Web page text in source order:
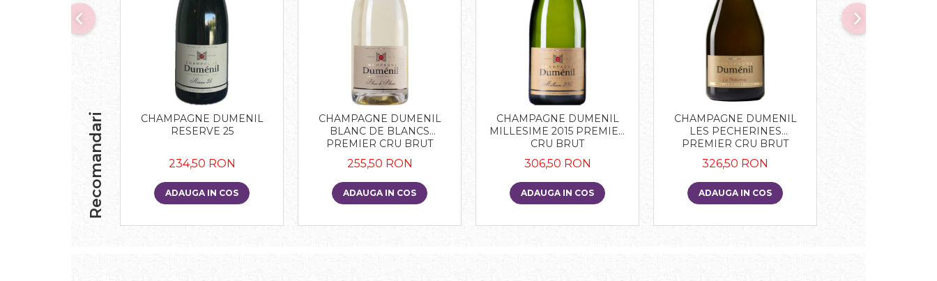
Recomandari
CHAMPAGNE DUMENIL
RESERVE 25
234,50 RON
ADAUGA IN COS
CHAMPAGNE DUMENIL
BLANC DE BLANCS
PREMIER CRU BRUT
255,50 RON
ADAUGA IN COS
CHAMPAGNE DUMENIL
MILLESIME 2015 PREMIER
CRU BRUT
306,50 RON
ADAUGA IN COS
CHAMPAGNE DUMENIL
LES PECHERINES
PREMIER CRU BRUT
326,50 RON
ADAUGA IN COS
NOU